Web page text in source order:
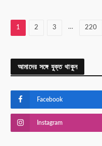
1 2 3 … 220
আমাদের সঙ্গে যুক্ত থাকুন
Facebook
Instagram